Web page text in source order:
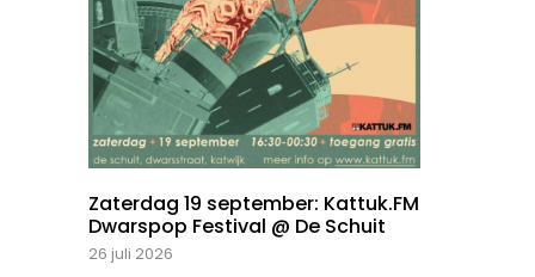
Zaterdag 19 september: Kattuk.FM
Dwarspop Festival @ De Schuit
26 juli 2026